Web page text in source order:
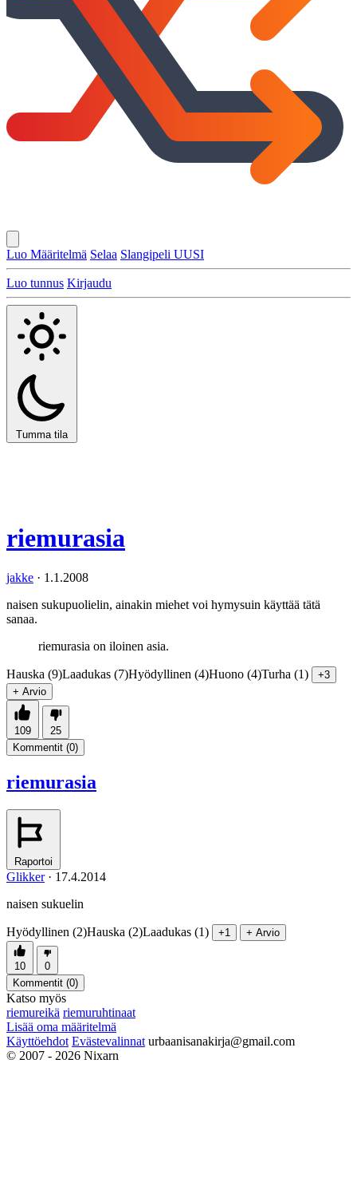
Luo Määritelmä Selaa Slangipeli UUSI
Luo tunnus Kirjaudu
Tumma tila
riemurasia
jakke · 1.1.2008
naisen sukupuolielin, ainakin miehet voi hymysuin käyttää tätä
sanaa.
riemurasia on iloinen asia.
Hauska (9)Laadukas (7)Hyödyllinen (4)Huono (4)Turha (1)
+3
+ Arvio
109
25
Kommentit (0)
riemurasia
Raportoi
Glikker · 17.4.2014
naisen sukuelin
Hyödyllinen (2)Hauska (2)Laadukas (1) +1 + Arvio
10
0
Kommentit (0)
Katso myös
riemureikä riemuruhtinaat
Lisää oma määritelmä
Käyttöehdot Evästevalinnat urbaanisanakirja@gmail.com
© 2007 - 2026 Nixarn